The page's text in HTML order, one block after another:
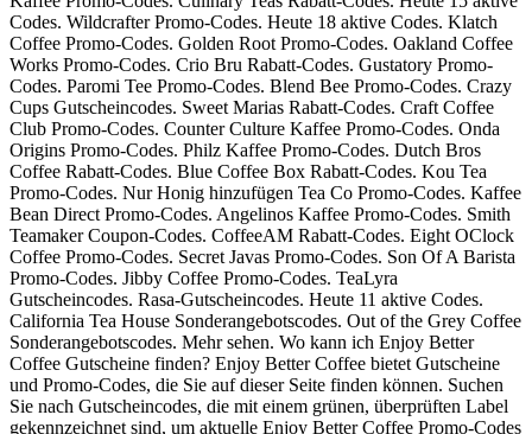
Codes. Wildcrafter Promo-Codes. Heute 18 aktive Codes. Klatch
Coffee Promo-Codes. Golden Root Promo-Codes. Oakland Coffee
Works Promo-Codes. Crio Bru Rabatt-Codes. Gustatory Promo-
Codes. Paromi Tee Promo-Codes. Blend Bee Promo-Codes. Crazy
Cups Gutscheincodes. Sweet Marias Rabatt-Codes. Craft Coffee
Club Promo-Codes. Counter Culture Kaffee Promo-Codes. Onda
Origins Promo-Codes. Philz Kaffee Promo-Codes. Dutch Bros
Coffee Rabatt-Codes. Blue Coffee Box Rabatt-Codes. Kou Tea
Promo-Codes. Nur Honig hinzufügen Tea Co Promo-Codes. Kaffee
Bean Direct Promo-Codes. Angelinos Kaffee Promo-Codes. Smith
Teamaker Coupon-Codes. CoffeeAM Rabatt-Codes. Eight OClock
Coffee Promo-Codes. Secret Javas Promo-Codes. Son Of A Barista
Promo-Codes. Jibby Coffee Promo-Codes. TeaLyra
Gutscheincodes. Rasa-Gutscheincodes. Heute 11 aktive Codes.
California Tea House Sonderangebotscodes. Out of the Grey Coffee
Sonderangebotscodes. Mehr sehen. Wo kann ich Enjoy Better
Coffee Gutscheine finden? Enjoy Better Coffee bietet Gutscheine
und Promo-Codes, die Sie auf dieser Seite finden können. Suchen
Sie nach Gutscheincodes, die mit einem grünen, überprüften Label
gekennzeichnet sind, um aktuelle Enjoy Better Coffee Promo-Codes